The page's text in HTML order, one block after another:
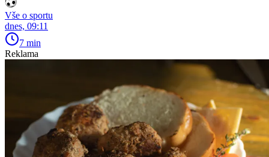
Vše o sportu
dnes, 09:11
7 min
Reklama